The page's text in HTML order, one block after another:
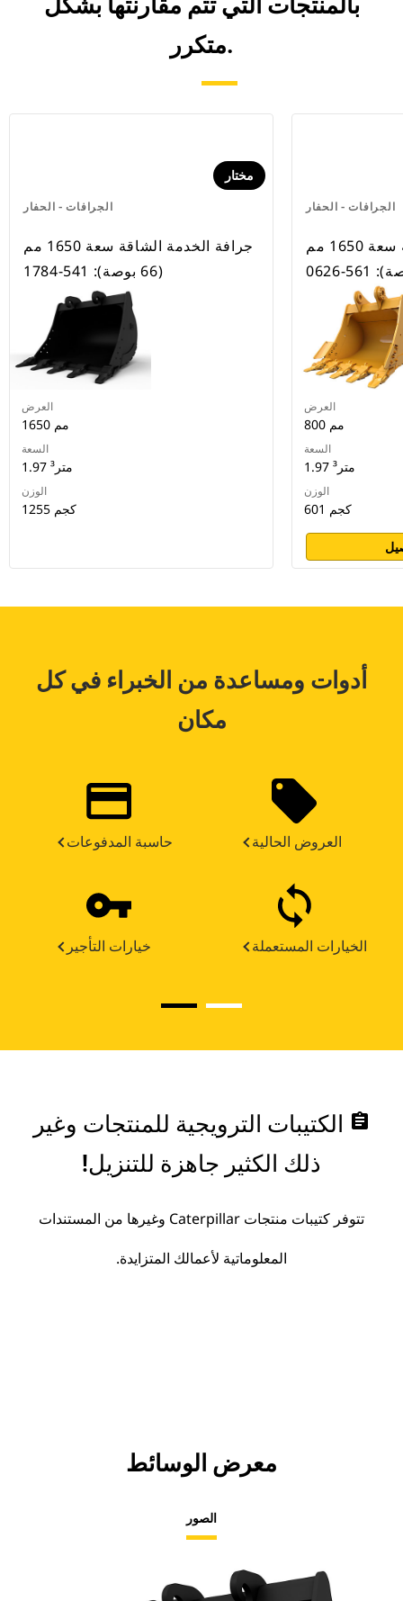
بالمنتجات التي تتم مقارنتها بشكل
متكرر.
الجرافات - الحفار
مختار
جرافة الخدمة الشاقة سعة 1650 مم
(66 بوصة): 541-1784
العرض
1650 مم
السعة
1.97 متر³
الوزن
1255 كجم
الجرافات - الحفار
جرافة الخدمة الشاقة سعة 1650 مم
العرض
800 مم
السعة
1.97 متر³
الوزن
601 كجم
أدوات ومساعدة من الخبراء في كل
مكان
حاسبة المدفوعات العروض الحالية
خيارات التأجير الخيارات المستعملة
assignment الكتيبات الترويجية للمنتجات وغير
ذلك الكثير جاهزة للتنزيل!
تتوفر كتيبات منتجات Caterpillar وغيرها من المستندات
المعلوماتية لأعمالك المتزايدة.
معرض الوسائط
الصور